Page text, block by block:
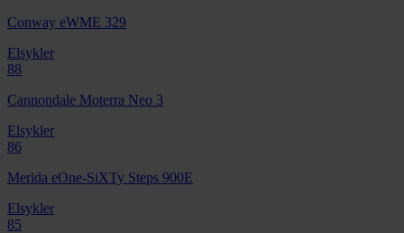
Conway eWME 329
Elsykler
88
Cannondale Moterra Neo 3
Elsykler
86
Merida eOne-SiXTy Steps 900E
Elsykler
85